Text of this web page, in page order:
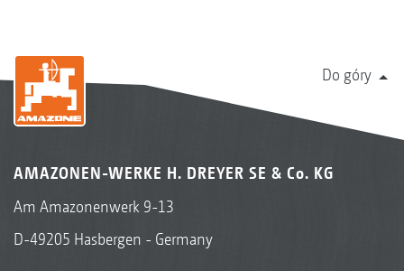
Do góry
AMAZONEN-WERKE H. DREYER SE & Co. KG
Am Amazonenwerk 9-13
D-49205 Hasbergen - Germany